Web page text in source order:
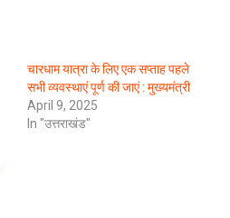
चारधाम यात्रा के लिए एक सप्ताह पहले
सभी व्यवस्थाएं पूर्ण की जाएं : मुख्यमंत्री
April 9, 2025
In "उत्तराखंड"